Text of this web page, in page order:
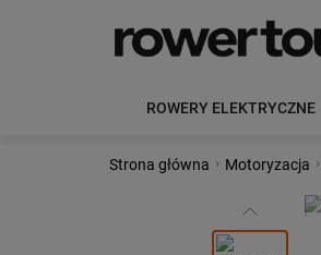
ROWERY ELEKTRYCZNE
Strona główna › Motoryzacja ›